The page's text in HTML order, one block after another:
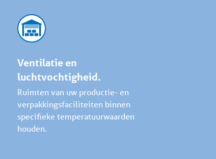
Ventilatie en
luchtvochtigheid.
Ruimten van uw productie- en
verpakkingsfaciliteiten binnen
specifieke temperatuurwaarden
houden.